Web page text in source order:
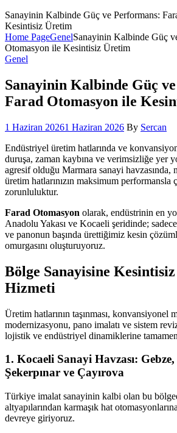
Sanayinin Kalbinde Güç ve Performans:
Kesintisiz Üretim
Home PageGenelSanayinin Kalbinde Güç
Otomasyon ile Kesintisiz Üretim
Categories
Genel
Sanayinin Kalbinde Güç
Farad Otomasyon ile
1 Haziran 20261 Haziran 2026 By Sercan
Endüstriyel üretim hatlarında ve
duruşa, zaman kaybına ve verimsizliğe yer
agresif olduğu Marmara sanayi havzasında,
üretim hatlarınızın maksimum performansla
zorunluluktur.
Farad Otomasyon olarak, endüstrinin en
Anadolu Yakası ve Kocaeli şeridinde;
ve panonun başında ürettiğimiz kesin
omurgasını oluşturuyoruz.
Bölge Sanayisine
Hizmeti
Üretim hatlarının taşınması, konvansiyonel
modernizasyonu, pano imalatı ve sistem
lojistik ve endüstriyel dinamiklerine
1. Kocaeli Sanayi Havzası: Gebze,
Şekerpınar ve Çayırova
Türkiye imalat sanayinin kalbi olan bu
altyapılarından karmaşık hat
devreye giriyoruz.